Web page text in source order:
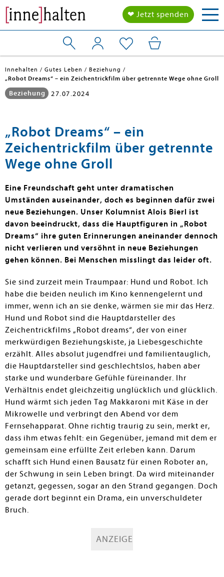
❤ Jetzt spenden
Innehalten Gutes Leben
Beziehung
„Robot Dreams“ – ein Zeichentrickfilm über getrennte Wege ohne Groll
Beziehung 27.07.2024
„Robot Dreams“ – ein
Zeichentrickfilm über getrennte
Wege ohne Groll
Eine Freundschaft geht unter dramatischen
Umständen auseinander, doch es beginnen dafür zwei
neue Beziehungen. Unser Kolumnist Alois Bierl ist
davon beeindruckt, dass die Hauptfiguren in „Robot
Dreams“ ihre guten Erinnerungen aneinander dennoch
nicht verlieren und versöhnt in neue Beziehungen
gehen können. Bei Menschen misslingt das leider oft.
Sie sind zurzeit mein Traumpaar: Hund und Robot. Ich
habe die beiden neulich im Kino kennengelernt und
immer, wenn ich an sie denke, wärmen sie mir das Herz.
Hund und Robot sind die Hauptdarsteller des
Zeichentrickfilms „Robot dreams“, der von einer
merkwürdigen Beziehungskiste, ja Liebesgeschichte
erzählt. Alles absolut jugendfrei und familientauglich,
die Hauptdarsteller sind geschlechtslos, haben aber
starke und wunderbare Gefühle füreinander. Ihr
Verhältnis endet gleichzeitig unglücklich und glücklich.
Hund wärmt sich jeden Tag Makkaroni mit Käse in der
Mikrowelle und verbringt den Abend vor dem
Fernsehapparat. Ohne richtig traurig zu sein, merkt er,
dass ihm etwas fehlt: ein Gegenüber, jemand mit dem er
gemeinsam eine erfüllte Zeit erleben kann. Darum
schafft sich Hund einen Bausatz für einen Roboter an,
der Schwung in sein Leben bringt. Da wird miteinander
getanzt, gegessen, sogar an den Strand gegangen. Doch
gerade dort beginnt ein Drama, ein unverschuldeter
Bruch.
ANZEIGE